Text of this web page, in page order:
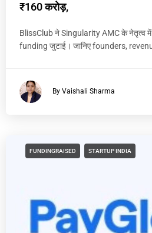
₹160 करोड़,
BlissClub ने Singularity AMC के नेतृत्व
funding जुटाई। जानिए founders,
By Vaishali Sharma
FUNDINGRAISED STARTUP INDIA